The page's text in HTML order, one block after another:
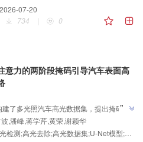
能力和目标识别鲁棒性，为开放场景下的
测提供了新思路与有效解决方案"，介绍
汇协同显著性目标检测体系，为解决开放
2026-07-20
734 | 0
意力的两阶段掩码引导汽车表面高
建了多光照汽车高光数据集，提出掩码引
网络MG-TransUNet，通过协同优化的两
高光检测与去除，在多个数据集上取得领
”
,潘峰,蒋学芹,黄荣,谢颖华
检测;高光去除;高光数据集;U-Net模型;窗口移位注意力机制